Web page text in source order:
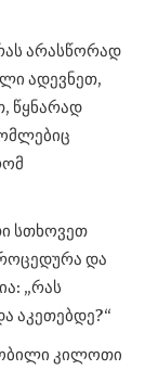
არასწორად
ადევნეთ,
წყნარად
სთხოვეთ
და
„რას
აკეთებდე?“
კილოთი